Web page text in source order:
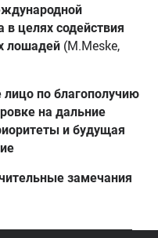
в целях содействия
лошадей (M.Meske,
по благополучию
на дальние
и будущая
замечания